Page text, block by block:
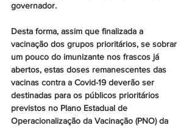
governador.
Desta forma, assim que finalizada a
vacinação dos grupos prioritários, se sobrar
um pouco do imunizante nos frascos já
abertos, estas doses remanescentes das
vacinas contra a Covid-19 deverão ser
destinadas para os públicos prioritários
previstos no Plano Estadual de
Operacionalização da Vacinação (PNO) da